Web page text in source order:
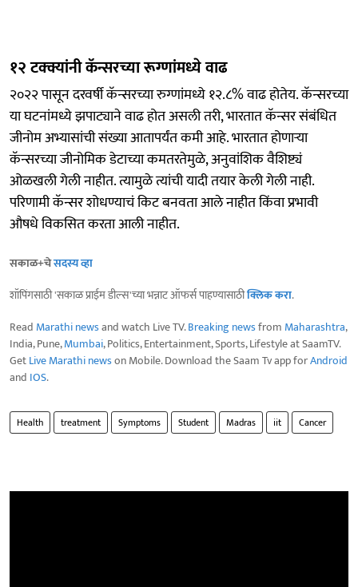
१२ टक्क्यांनी कॅन्सरच्या रूग्णांमध्ये वाढ
२०२२ पासून दरवर्षी कॅन्सरच्या रुग्णांमध्ये १२.८% वाढ होतेय. कॅन्सरच्या
या घटनांमध्ये झपाट्याने वाढ होत असली तरी, भारतात कॅन्सर संबंधित
जीनोम अभ्यासांची संख्या आतापर्यंत कमी आहे. भारतात होणाऱ्या
कॅन्सरच्या जीनोमिक डेटाच्या कमतरतेमुळे, अनुवांशिक वैशिष्ट्यं
ओळखली गेली नाहीत. त्यामुळे त्यांची यादी तयार केली गेली नाही.
परिणामी कॅन्सर शोधण्याचं किट बनवता आले नाहीत किंवा प्रभावी
औषधे विकसित करता आली नाहीत.
सकाळ+चेसदस्य व्हा
शॉपिंगसाठी 'सकाळ प्राईम डील्स'च्या भन्नाट ऑफर्स पाहण्यासाठीक्लिक करा.
Read Marathi newsand watch Live TV.Breaking newsfrom Maharashtra,
India, Pune,Mumbai, Politics, Entertainment, Sports, Lifestyle at SaamTV.
GetLive Marathi newson Mobile. Download the Saam Tv app forAndroid
and IOS.
Health treatment Symptoms Student Madras iit Cancer